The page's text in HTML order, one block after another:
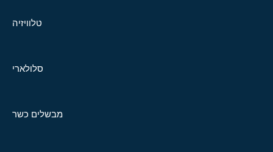
טלוויזיה
סלולארי
מבשלים כשר